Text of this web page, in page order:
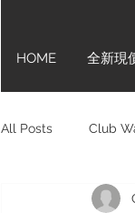
HOME 全新現
All Posts Club
Audemars